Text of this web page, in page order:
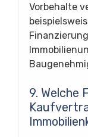
Vorbehalte
9. Welche